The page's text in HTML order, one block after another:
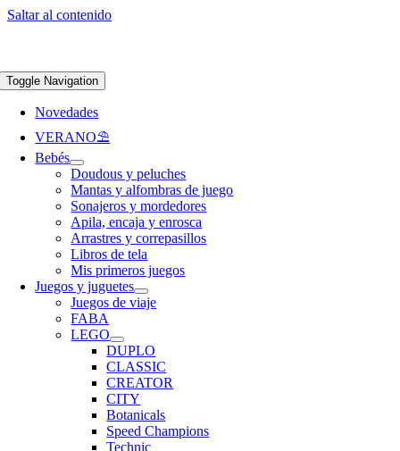
Saltar al contenido
Toggle Navigation
Novedades
VERANO⛱️​
Bebés
Doudous y peluches
Mantas y alfombras de juego
Sonajeros y mordedores
Apila, encaja y enrosca
Arrastres y correpasillos
Libros de tela
Mis primeros juegos
Juegos y juguetes
Juegos de viaje
FABA
LEGO
DUPLO
CLASSIC
CREATOR
CITY
Botanicals
Speed Champions
Technic